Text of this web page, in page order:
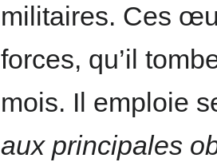
militaires. Ces
forces, qu’il
mois. Il emploie
aux principales